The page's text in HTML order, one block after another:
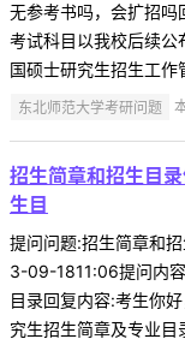
无参考书吗，会扩招吗
考试科目以我校后续
国硕士研究生招生工作
东北师范大学考研问题
招生简章和招生目
生目
提问问题:招生简章和
3-09-1811:06提问内
目录回复内容:考生你
究生招生简章及专业